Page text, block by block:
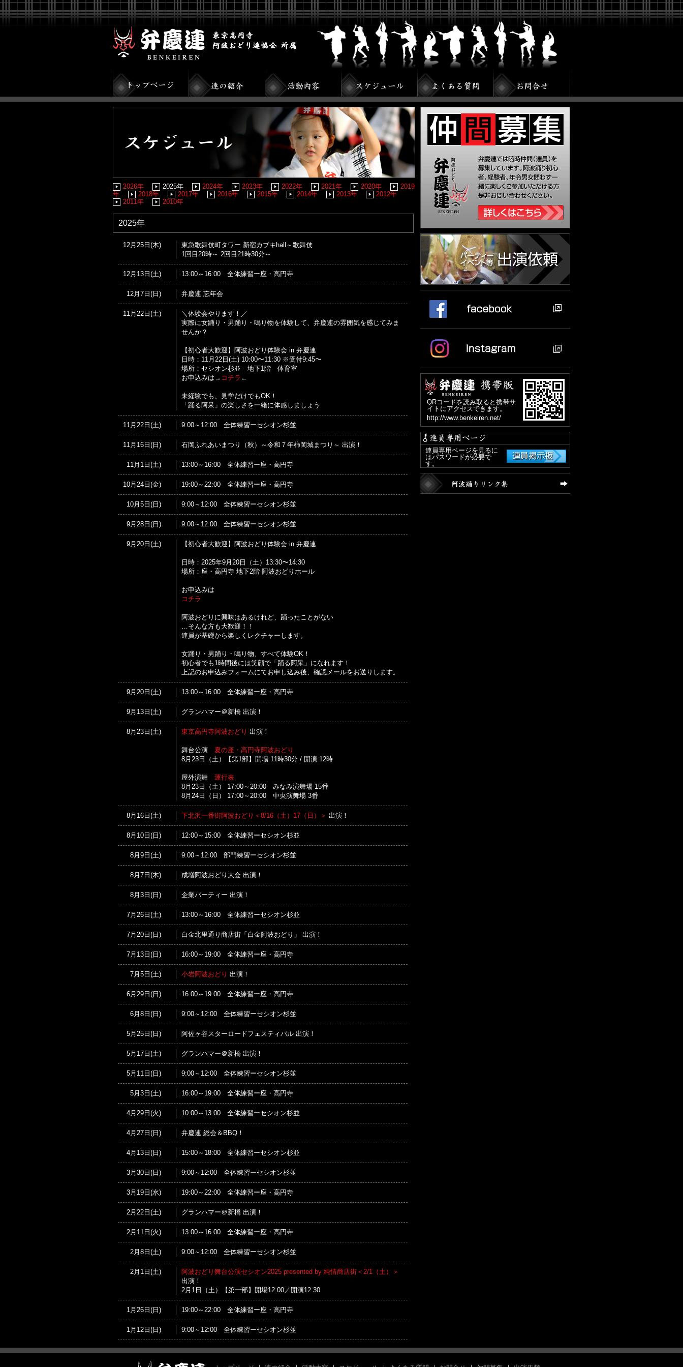
2026年 2025年 2024年 2023年 2022年 2021年 2020年
2019
年
2018年 2017年 2016年 2015年 2014年 2013年
2012年
2011年
2010年
2025年
12月25日(木)
東急歌舞伎町タワー 新宿カブキhall～歌舞伎
1回目20時～ 2回目21時30分～
12月13日(土) 13:00～16:00 全体練習ー座・高円寺
12月7日(日) 弁慶連 忘年会
11月22日(土)
＼体験会やります！／
実際に女踊り・男踊り・鳴り物を体験して、弁慶連の雰囲気を感じてみま
せんか？
【初心者大歓迎】阿波おどり体験会 in 弁慶連
日時：11月22日(土) 10:00〜11:30 ※受付9:45〜
場所：セシオン杉並 地下1階 体育室
お申込みは→ コチラ ←
未経験でも、見学だけでもOK！
「踊る阿呆」の楽しさを一緒に体感しましょう
11月22日(土) 9:00～12:00 全体練習ーセシオン杉並
11月16日(日) 石岡ふれあいまつり（秋）～令和７年柿岡城まつり～ 出演！
11月1日(土) 13:00～16:00 全体練習ー座・高円寺
10月24日(金) 19:00～22:00 全体練習ー座・高円寺
10月5日(日) 9:00～12:00 全体練習ーセシオン杉並
9月28日(日) 9:00～12:00 全体練習ーセシオン杉並
9月20日(土) 【初心者大歓迎】阿波おどり体験会 in 弁慶連
日時：2025年9月20日（土）13:30〜14:30
場所：座・高円寺 地下2階 阿波おどりホール
お申込みは
コチラ
阿波おどりに興味はあるけれど、踊ったことがない
…そんな方も大歓迎！！
連員が基礎から楽しくレクチャーします。
女踊り・男踊り・鳴り物、すべて体験OK！
初心者でも1時間後には笑顔で「踊る阿呆」になれます！
上記のお申込みフォームにてお申し込み後、確認メールをお送りします。
9月20日(土) 13:00～16:00 全体練習ー座・高円寺
9月13日(土) グランハマー＠新橋 出演！
8月23日(土) 東京高円寺阿波おどり 出演！
舞台公演 夏の座・高円寺阿波おどり
8月23日（土）【第1部】開場 11時30分 / 開演 12時
屋外演舞 運行表
8月23日（土） 17:00～20:00 みなみ演舞場 15番
8月24日（日） 17:00～20:00 中央演舞場 3番
8月16日(土) 下北沢一番街阿波おどり＜8/16（土）17（日）＞ 出演！
8月10日(日) 12:00～15:00 全体練習ーセシオン杉並
8月9日(土) 9:00～12:00 部門練習ーセシオン杉並
8月7日(木) 成増阿波おどり大会 出演！
8月3日(日) 企業パーティー 出演！
7月26日(土) 13:00～16:00 全体練習ーセシオン杉並
7月20日(日) 白金北里通り商店街「白金阿波おどり」 出演！
7月13日(日) 16:00～19:00 全体練習ー座・高円寺
7月5日(土) 小岩阿波おどり 出演！
6月29日(日) 16:00～19:00 全体練習ー座・高円寺
6月8日(日) 9:00～12:00 全体練習ーセシオン杉並
5月25日(日) 阿佐ヶ谷スターロードフェスティバル 出演！
5月17日(土) グランハマー＠新橋 出演！
5月11日(日) 9:00～12:00 全体練習ーセシオン杉並
5月3日(土) 16:00～19:00 全体練習ー座・高円寺
4月29日(火) 10:00～13:00 全体練習ーセシオン杉並
4月27日(日) 弁慶連 総会＆BBQ！
4月13日(日) 15:00～18:00 全体練習ーセシオン杉並
3月30日(日) 9:00～12:00 全体練習ーセシオン杉並
3月19日(水) 19:00～22:00 全体練習ー座・高円寺
2月22日(土) グランハマー＠新橋 出演！
2月11日(火) 13:00～16:00 全体練習ー座・高円寺
2月8日(土) 9:00～12:00 全体練習ーセシオン杉並
2月1日(土)
阿波おどり舞台公演セシオン2025 presented by 純情商店街＜2/1（土）＞
出演！
2月1日（土）【第一部】開場12:00／開演12:30
1月26日(日) 19:00～22:00 全体練習ー座・高円寺
1月12日(日) 9:00～12:00 全体練習ーセシオン杉並
QRコードを読み取ると携帯サ
イトにアクセスできます。
http://www.benkeiren.net/
連員専用ページを見るに
はパスワードが必要で
す。